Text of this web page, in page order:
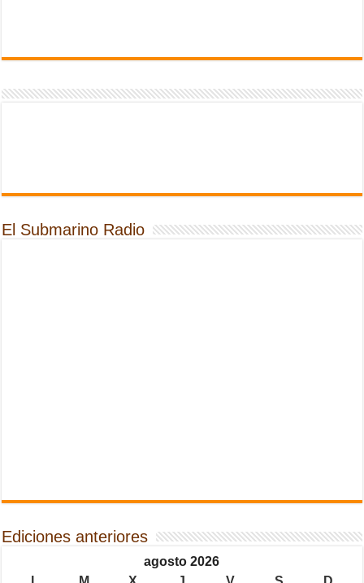
El Submarino Radio
Ediciones anteriores
agosto 2026